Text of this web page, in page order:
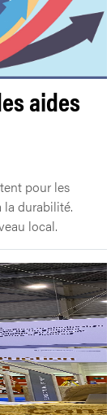
aides
pour les
la durabilité.
local.